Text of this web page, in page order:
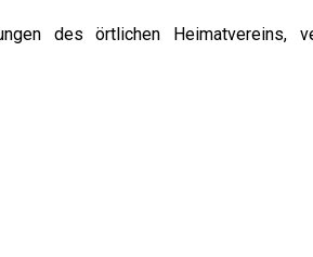
des örtlichen Heimatvereins,